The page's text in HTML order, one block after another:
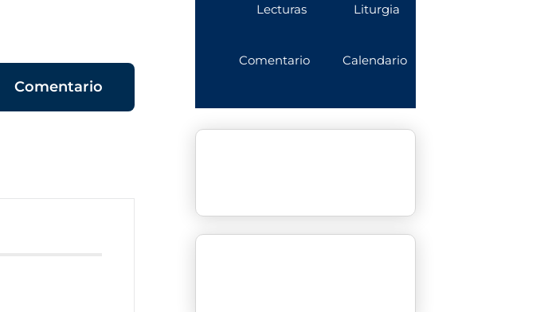
Comentario
Lecturas
Comentario
Liturgia
Calendario